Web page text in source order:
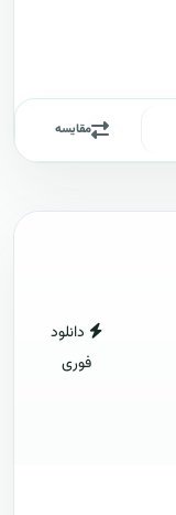
مقایسه
دانلود
فوری